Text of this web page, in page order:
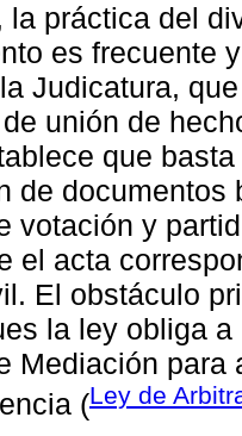
la práctica del
es frecuente
Judicatura,
unión de
que
de
votación y
el acta
El obstáculo
la ley obliga
Mediación
(Ley de